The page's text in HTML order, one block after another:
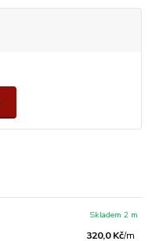
320,0 Kč/m
Skladem 2 m